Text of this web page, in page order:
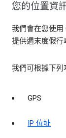
您的位置資
我們會在您使用
提供週末度假行
我們可根據下列
GPS
IP 位址